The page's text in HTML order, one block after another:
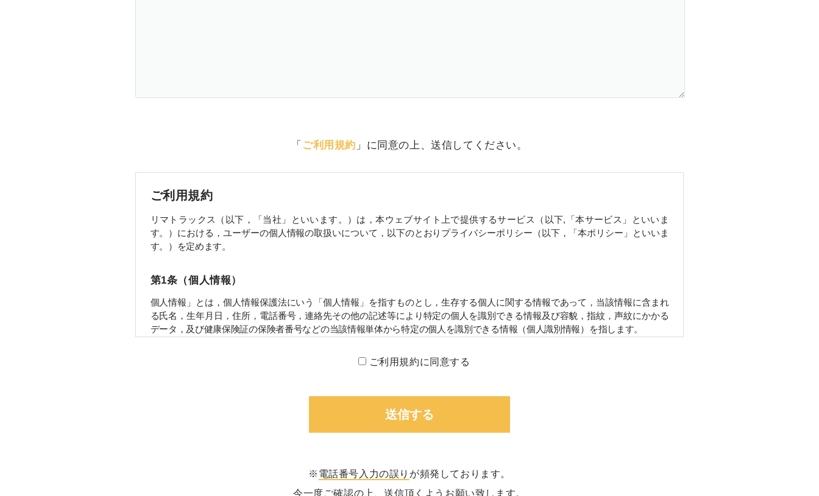
「 ご利用規約 」に同意の上、送信してください。
ご利用規約
リマトラックス（以下，「当社」といいます。）は，本ウェブサイト上で提供するサービス（以下,「本サービス」といいま
す。）における，ユーザーの個人情報の取扱いについて，以下のとおりプライバシーポリシー（以下，「本ポリシー」といいま
す。）を定めます。
第1条（個人情報）
個人情報」とは，個人情報保護法にいう「個人情報」を指すものとし，生存する個人に関する情報であって，当該情報に含まれる
氏名，生年月日，住所，電話番号，連絡先その他の記述等により特定の個人を識別できる情報及び容貌，指紋，声紋にかかるデ
ータ，及び健康保険証の保険者番号などの当該情報単体から特定の個人を識別できる情報（個人識別情報）を指します。
当社サービスの提供・運営のため
ご利用規約に同意する
※ 電話番号入力の誤りが頻発しております。